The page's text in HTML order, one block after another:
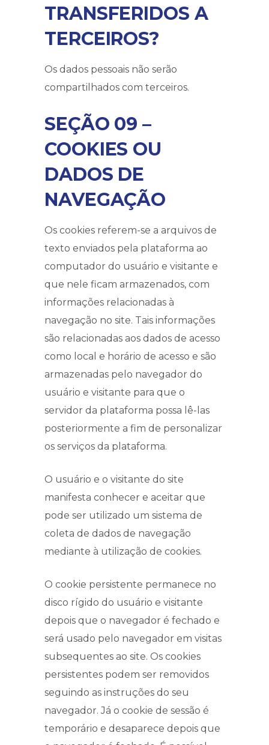
TRANSFERIDOS A
TERCEIROS?
Os dados pessoais não serão
compartilhados com terceiros.
SEÇÃO 09 –
COOKIES OU
DADOS DE
NAVEGAÇÃO
Os cookies referem-se a arquivos de
texto enviados pela plataforma ao
computador do usuário e visitante e
que nele ficam armazenados, com
informações relacionadas à
navegação no site. Tais informações
são relacionadas aos dados de acesso
como local e horário de acesso e são
armazenadas pelo navegador do
usuário e visitante para que o
servidor da plataforma possa lê-las
posteriormente a fim de personalizar
os serviços da plataforma.
O usuário e o visitante do site
manifesta conhecer e aceitar que
pode ser utilizado um sistema de
coleta de dados de navegação
mediante à utilização de cookies.
O cookie persistente permanece no
disco rígido do usuário e visitante
depois que o navegador é fechado e
será usado pelo navegador em visitas
subsequentes ao site. Os cookies
persistentes podem ser removidos
seguindo as instruções do seu
navegador. Já o cookie de sessão é
temporário e desaparece depois que